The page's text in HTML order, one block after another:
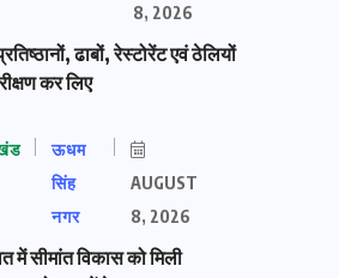
8, 2026
ढाबों, रेस्टोरेंट एवं ठेलियों
कर लिए
ऊधम
सिंह
नगर
AUGUST
8, 2026
में सीमांत विकास को मिली